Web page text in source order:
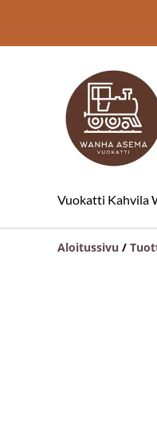
Vuokatti Kahvila
Aloitussivu /